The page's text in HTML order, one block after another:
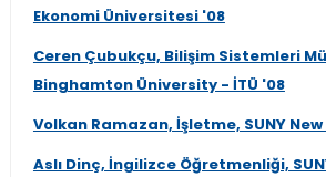
Ekonomi Üniversitesi '08
Ceren Çubukçu, Bilişim Sistemleri
Binghamton Üniversity - İTÜ '08
Volkan Ramazan, İşletme, SUNY
Aslı Dinç, İngilizce Öğretmenliği,